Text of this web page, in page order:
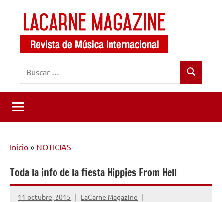
contenido
LaCarne
Magazine
de
música
internacional
Buscar
Inicio » NOTICIAS
Toda la info de la fiesta Hippies From Hell
11 octubre, 2015
LaCarne Magazine